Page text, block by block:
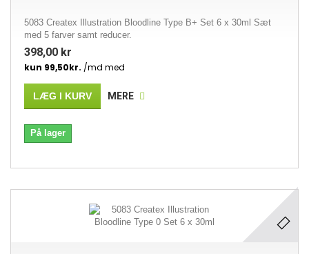
5083 Createx Illustration Bloodline Type B+ Set 6 x 30ml Sæt
med 5 farver samt reducer.
398,00 kr
LÆG I KURV MERE
På lager